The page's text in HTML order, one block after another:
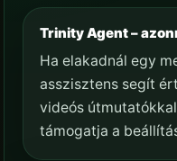
Trinity Agent –
Ha elakadnál egy
asszisztens segít
videós
támogatja a